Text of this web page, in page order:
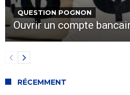
QUESTION POGNON
Ouvrir un compte
RÉCEMMENT